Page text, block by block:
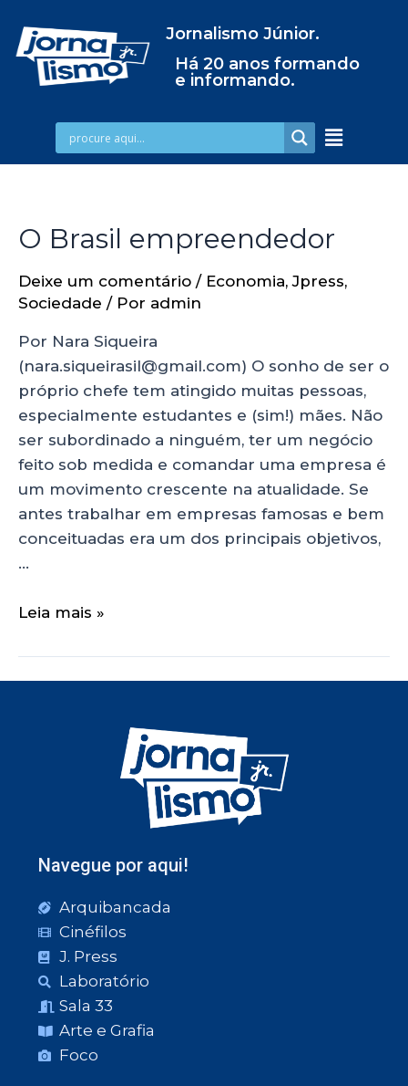
Jornalismo Júnior.
Há 20 anos formando
e informando.
O Brasil empreendedor
Deixe um comentário / Economia,Jpress,
Sociedade / Por admin
Por Nara Siqueira
(nara.siqueirasil@gmail.com) O sonho de ser o
próprio chefe tem atingido muitas pessoas,
especialmente estudantes e (sim!) mães. Não
ser subordinado a ninguém, ter um negócio
feito sob medida e comandar uma empresa é
um movimento crescente na atualidade. Se
antes trabalhar em empresas famosas e bem
conceituadas era um dos principais objetivos,
…
Leia mais »
Navegue por aqui!
Arquibancada
Cinéfilos
J. Press
Laboratório
Sala 33
Arte e Grafia
Foco